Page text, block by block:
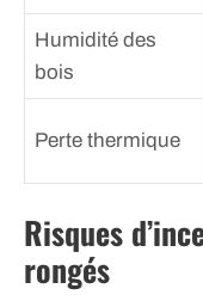
Humidité des
bois
Perte thermique
Risques
rongés